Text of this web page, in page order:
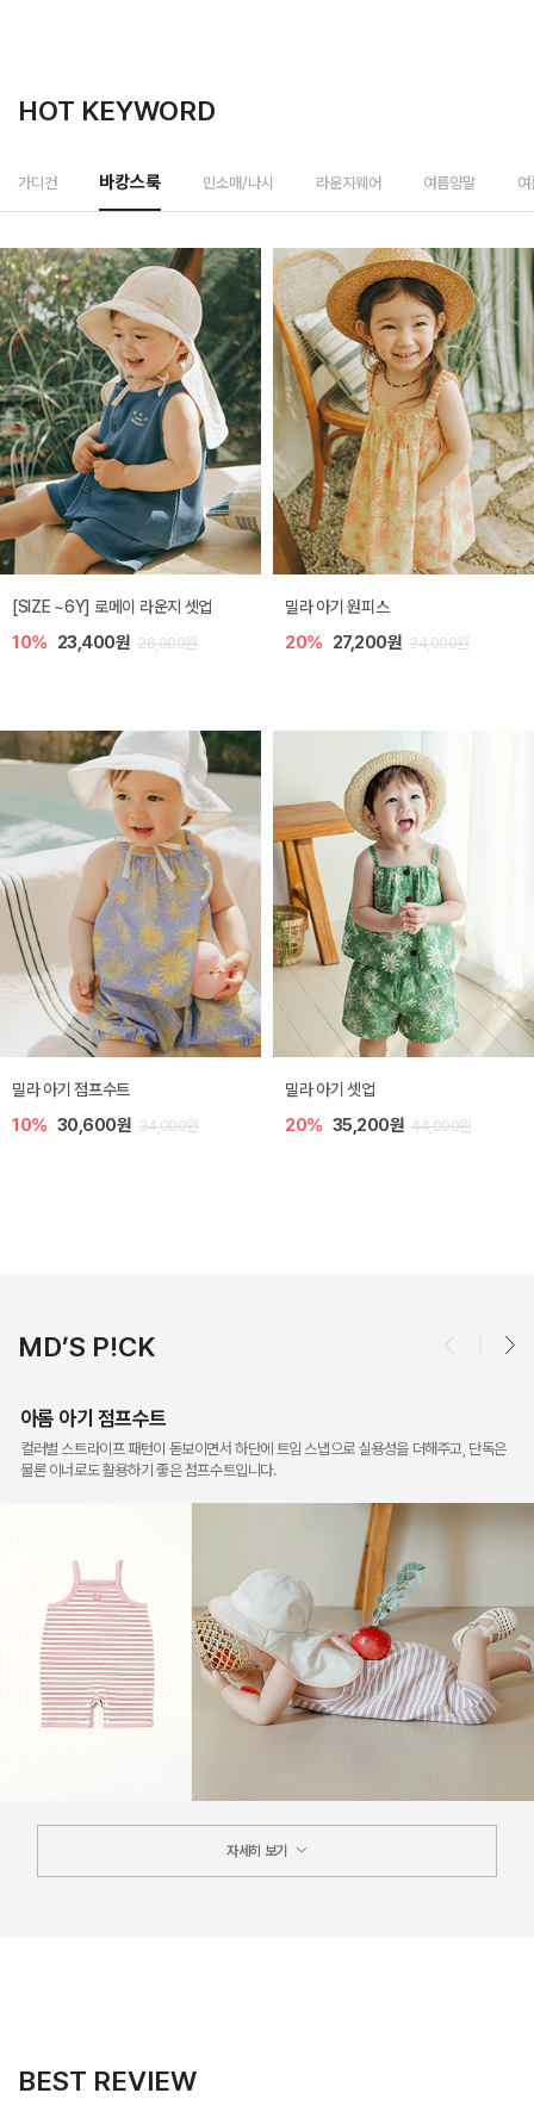
HOT KEYWORD
가디건 바캉스룩 민소매/나시 라운지웨어 여름양말
엘리오 아기 블라우스
20% 21,600원 27,000원
엘로디 니트 아기 뷔스티에
20% 21,600원 27,000원
토닉 아기 민소매 티셔츠
20% 11,200원 14,000원
베티 니트 아기 민소매 티셔츠
10% 24,300원 27,000원
MD’S P!CK
아롬 아기 점프수트
컬러별 스트라이프 패턴이 돋보이면서 하단에 트임 스냅으로 실용성을 더해주고, 단독은
물론 이너로도 활용하기 좋은 점프수트입니다.
자세히 보기
BEST REVIEW